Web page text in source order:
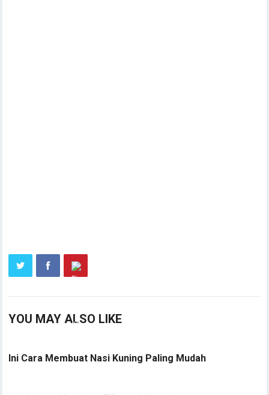
YOU MAY ALSO LIKE
Ini Cara Membuat Nasi Kuning Paling Mudah